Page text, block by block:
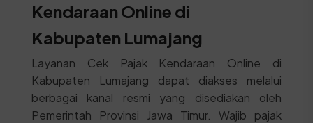
Kendaraan Online di
Kabupaten Lumajang
Layanan Cek Pajak Kendaraan Online di
Kabupaten Lumajang dapat diakses melalui
berbagai kanal resmi yang disediakan oleh
Pemerintah Provinsi Jawa Timur. Wajib pajak